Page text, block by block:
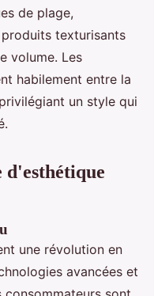
de plage,
texturisants
volume. Les
habilement entre la
un style qui
d'esthétique
une révolution en
avancées et